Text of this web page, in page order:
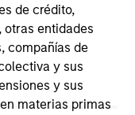
de crédito,
otras entidades
compañías de
y sus
y sus
materias primas